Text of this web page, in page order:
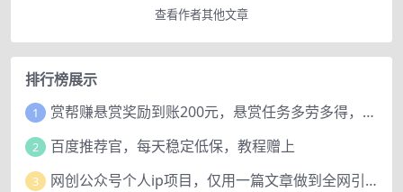
查看作者其他文章
排行榜展示
1 赏帮赚悬赏奖励到账200元，悬赏任务多劳多得，人人可做。
2 百度推荐官，每天稳定低保，教程赠上
3 网创公众号个人ip项目，仅用一篇文章做到全网引流！